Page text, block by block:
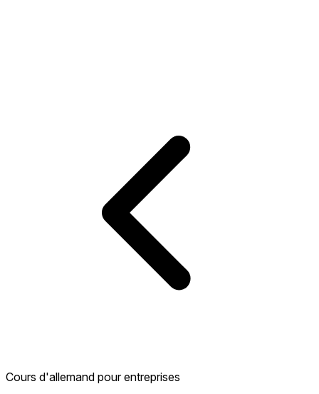
Cours d'allemand pour entreprises